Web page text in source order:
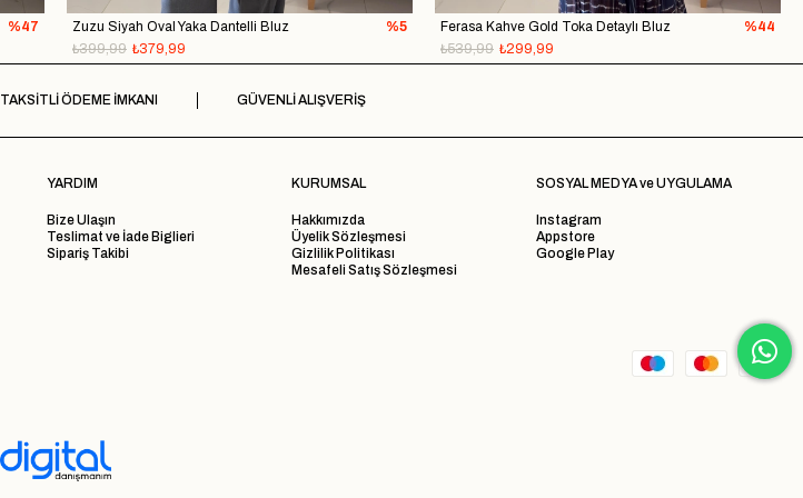
%47
Zuzu Siyah Oval Yaka Dantelli Bluz
₺379,99
₺399,99
%5
Ferasa Kahve Gold Toka Detaylı Bluz
₺299,99
₺539,99
%44
TAKSİTLİ ÖDEME İMKANI GÜVENLİ ALIŞVERİŞ
YARDIM
Bize Ulaşın
Teslimat ve İade Biglieri
Sipariş Takibi
KURUMSAL
Hakkımızda
Üyelik Sözleşmesi
Gizlilik Politikası
Mesafeli Satış Sözleşmesi
SOSYAL MEDYA ve UYGULAMA
Instagram
Appstore
Google Play